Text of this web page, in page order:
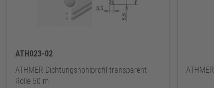
ATH023-02
ATHMER Dichtungshohlprofil transparent
Rolle 50 m